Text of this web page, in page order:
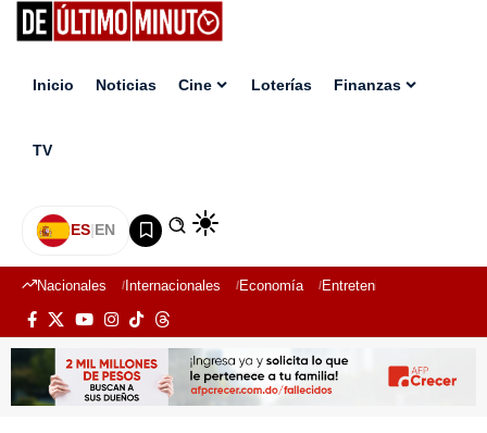
Inicio Noticias Cine Loterías Finanzas
TV
ES|EN
Nacionales Internacionales Economía Entretenimiento